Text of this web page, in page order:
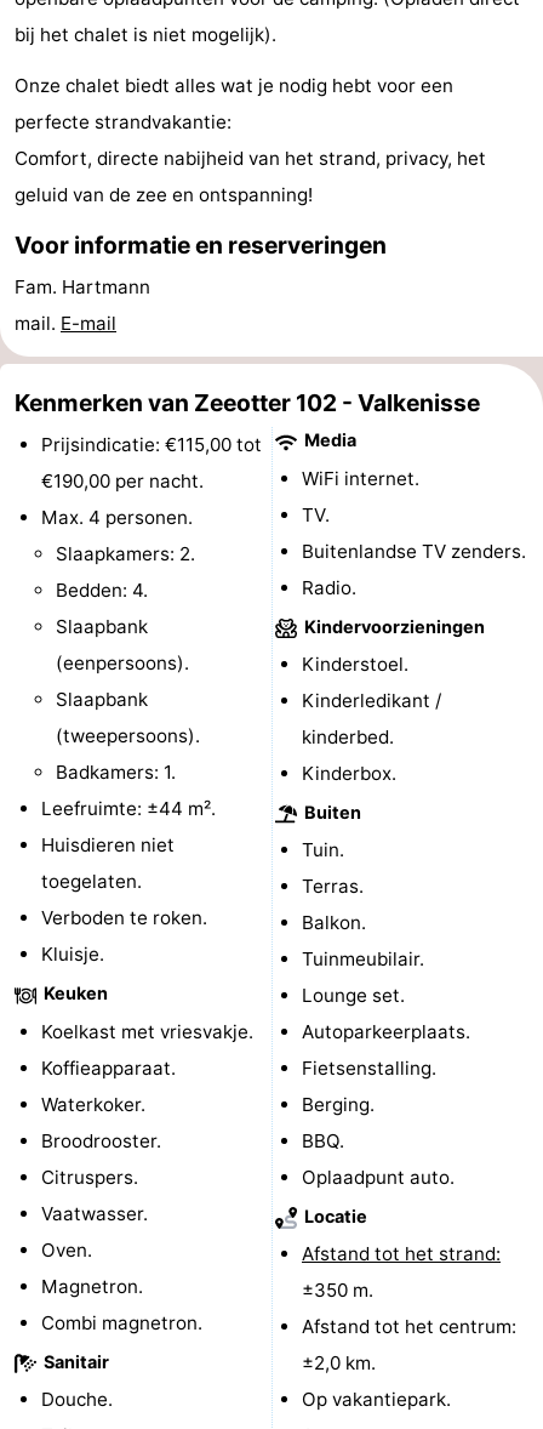
Parkeren
Reisboekenwinkel
adressen
Regio
Schouwen-
Duiveland
Renesse
Brouwershaven
Bruinisse
Zierikzee
Natuur
Oosterschelde
Burgh
Haamstede
-
Natuur
Kop
van
Schouwen
Walcheren
-
Veere
-
Natuur
-
Natuur
Mantelingen
-
Westkapelle
-
Natuur
Walcherse
Dishoek
-
bij het chalet is niet mogelijk).
Onze chalet biedt alles wat je nodig hebt voor een
perfecte strandvakantie:
Comfort, directe nabijheid van het strand, privacy, het
geluid van de zee en ontspanning!
Voor informatie en reserveringen
Fam. Hartmann
mail. E-mail
Kenmerken van Zeeotter 102 - Valkenisse
Prijsindicatie: €115,00 tot
€190,00 per nacht.
Max. 4 personen.
Slaapkamers: 2.
Bedden: 4.
Slaapbank
(eenpersoons).
Slaapbank
(tweepersoons).
Badkamers: 1.
Leefruimte: ±44 m².
Huisdieren niet
toegelaten.
Verboden te roken.
Kluisje.
Keuken
Koelkast met vriesvakje.
Koffieapparaat.
Waterkoker.
Broodrooster.
Citruspers.
Vaatwasser.
Oven.
Magnetron.
Combi magnetron.
Sanitair
Douche.
Media
WiFi internet.
TV.
Buitenlandse TV zenders.
Radio.
Kindervoorzieningen
Kinderstoel.
Kinderledikant /
kinderbed.
Kinderbox.
Buiten
Tuin.
Terras.
Balkon.
Tuinmeubilair.
Lounge set.
Autoparkeerplaats.
Fietsenstalling.
Berging.
BBQ.
Oplaadpunt auto.
Locatie
Afstand tot het strand:
±350 m.
Afstand tot het centrum:
±2,0 km.
Op vakantiepark.